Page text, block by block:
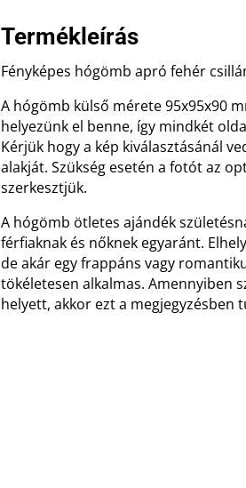
Termékleírás
Fényképes hógömb apró fehér
A hógömb külső mérete 95x95x90
helyezünk el benne, így mindkét
Kérjük hogy a kép kiválasztásánál
alakját. Szükség esetén a fotót az
szerkesztjük.
A hógömb ötletes ajándék
férfiaknak és nőknek egyaránt.
de akár egy frappáns vagy
tökéletesen alkalmas. Amennyiben
helyett, akkor ezt a megjegyzésben